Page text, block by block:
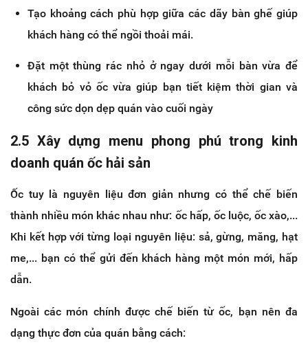
Tạo khoảng cách phù hợp giữa các dãy bàn ghế giúp
khách hàng có thể ngồi thoải mái.
Đặt một thùng rác nhỏ ở ngay dưới mỗi bàn vừa để
khách bỏ vỏ ốc vừa giúp bạn tiết kiệm thời gian và
công sức dọn dẹp quán vào cuối ngày
2.5 Xây dựng menu phong phú trong kinh
doanh quán ốc hải sản
Ốc tuy là nguyên liệu đơn giản nhưng có thể chế biến
thành nhiều món khác nhau như: ốc hấp, ốc luộc, ốc xào,...
Khi kết hợp với từng loại nguyên liệu: sả, gừng, măng, hạt
me,... bạn có thể gửi đến khách hàng một món mới, hấp
dẫn.
Ngoài các món chính được chế biến từ ốc, bạn nên đa
dạng thực đơn của quán bằng cách: